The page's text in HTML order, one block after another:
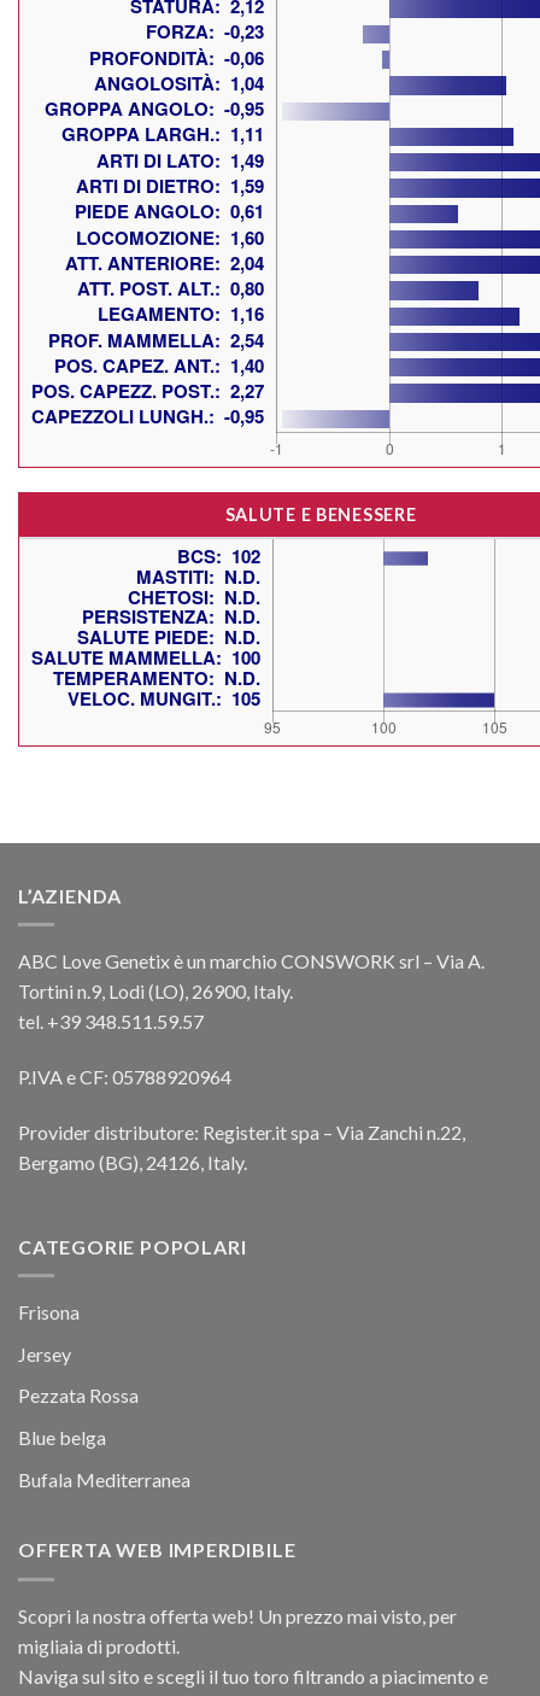
SALUTE E BENESSERE
L’AZIENDA
ABC Love Genetix è un marchio CONSWORK srl – Via A.
Tortini n.9, Lodi (LO), 26900, Italy.
tel. +39 348.511.59.57
P.IVA e CF: 05788920964
Provider distributore: Register.it spa – Via Zanchi n.22,
Bergamo (BG), 24126, Italy.
CATEGORIE POPOLARI
Frisona
Jersey
Pezzata Rossa
Blue belga
Bufala Mediterranea
OFFERTA WEB IMPERDIBILE
Scopri la nostra offerta web! Un prezzo mai visto, per
migliaia di prodotti.
Naviga sul sito e scegli il tuo toro filtrando a piacimento e